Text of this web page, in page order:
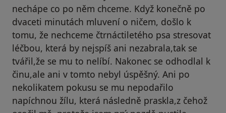
nechápe co po něm chceme. Když konečně po
dvaceti minutách mluvení o ničem, došlo k
tomu, že nechceme čtrnáctiletého psa stresovat
léčbou, která by nejspíš ani nezabrala,tak se
tvářil,že se mu to nelíbí. Nakonec se odhodlal k
činu,ale ani v tomto nebyl úspěšný. Ani po
nekolikatem pokusu se mu nepodařilo
napíchnou žílu, která následně praskla,z čehož